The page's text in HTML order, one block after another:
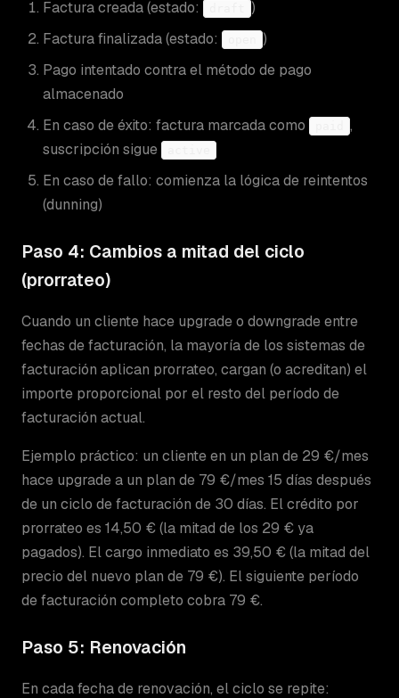
Factura creada (estado:
)
Factura finalizada (estado:
)
Pago intentado contra el método de pago
almacenado
En caso de éxito: factura marcada como
,
suscripción sigue
En caso de fallo: comienza la lógica de reintentos
(dunning)
Paso 4: Cambios a mitad del ciclo
(prorrateo)
Cuando un cliente hace upgrade o downgrade entre
fechas de facturación, la mayoría de los sistemas de
facturación aplican prorrateo, cargan (o acreditan) el
importe proporcional por el resto del período de
facturación actual.
Ejemplo práctico: un cliente en un plan de 29 €/mes
hace upgrade a un plan de 79 €/mes 15 días después
de un ciclo de facturación de 30 días. El crédito por
prorrateo es 14,50 € (la mitad de los 29 € ya
pagados). El cargo inmediato es 39,50 € (la mitad del
precio del nuevo plan de 79 €). El siguiente período
de facturación completo cobra 79 €.
Paso 5: Renovación
En cada fecha de renovación, el ciclo se repite: